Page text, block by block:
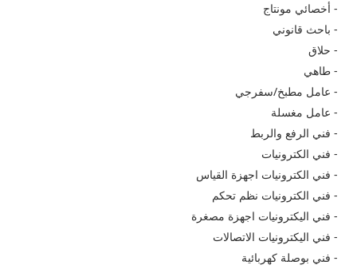
- أخصائي مونتاج
- باحث قانوني
- حلاق
- طاهي
- عامل مطبخ/سفرجي
- عامل مغسلة
- فني الرفع والربط
- فني الكترونيات
- فني الكترونيات اجهزة القياس
- فني الكترونيات نظم تحكم
- فني اليكترونيات اجهزة مصغرة
- فني اليكترونيات الاتصالات
- فني بوصلة كهربائية